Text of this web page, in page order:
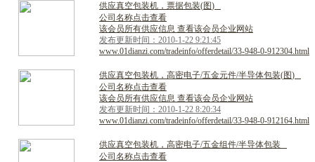
供应真空包装机 ， 票据包装(图)
公司名称点击查看
该会员所有供应信息 查看该会员企业网站
发布更新时间：2010-1-22 9:21:45
www.01dianzi.com/tradeinfo/offerdetail/33-948-0-912304.html
供应真空包装机 ， 高密电子/五金元件/半导体包装(图)
公司名称点击查看
该会员所有供应信息 查看该会员企业网站
发布更新时间：2010-1-22 8:20:34
www.01dianzi.com/tradeinfo/offerdetail/33-948-0-912164.html
供应真空包装机 ， 高密电子/五金组件/半导体包装
公司名称点击查看